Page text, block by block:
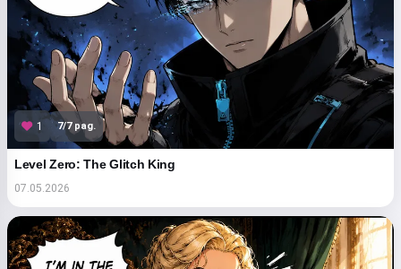
1 7/7 pag.
Level Zero: The Glitch King
07.05.2026
Salut! Eu sunt Storiko 👋